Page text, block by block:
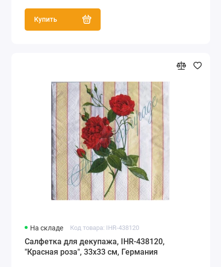
Купить
На складе Код товара: IHR-438120
Салфетка для декупажа, IHR-438120,
"Красная роза", 33х33 см, Германия